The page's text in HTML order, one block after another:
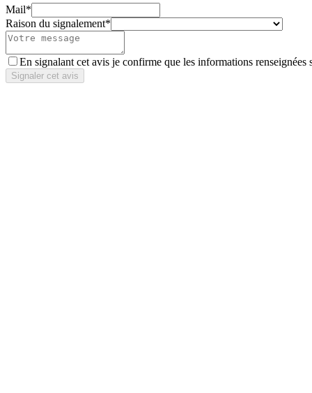
Mail*
Raison du signalement*
En signalant cet avis je confirme que les informations renseignées
Signaler cet avis